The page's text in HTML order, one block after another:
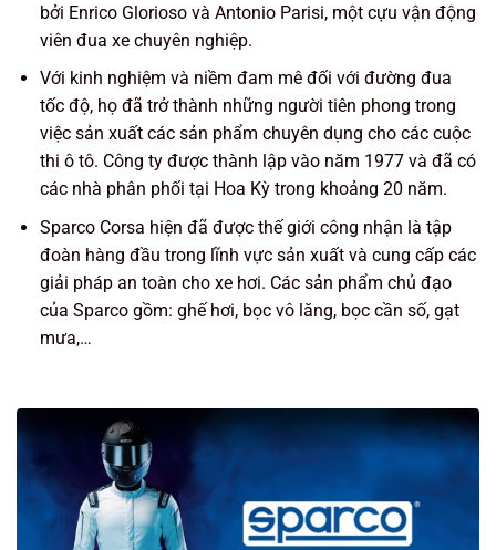
bởi Enrico Glorioso và Antonio Parisi, một cựu vận động
viên đua xe chuyên nghiệp.
Với kinh nghiệm và niềm đam mê đối với đường đua
tốc độ, họ đã trở thành những người tiên phong trong
việc sản xuất các sản phẩm chuyên dụng cho các cuộc
thi ô tô. Công ty được thành lập vào năm 1977 và đã có
các nhà phân phối tại Hoa Kỳ trong khoảng 20 năm.
Sparco Corsa hiện đã được thế giới công nhận là tập
đoàn hàng đầu trong lĩnh vực sản xuất và cung cấp các
giải pháp an toàn cho xe hơi. Các sản phẩm chủ đạo
của Sparco gồm: ghế hơi, bọc vô lăng, bọc cần số, gạt
mưa,…